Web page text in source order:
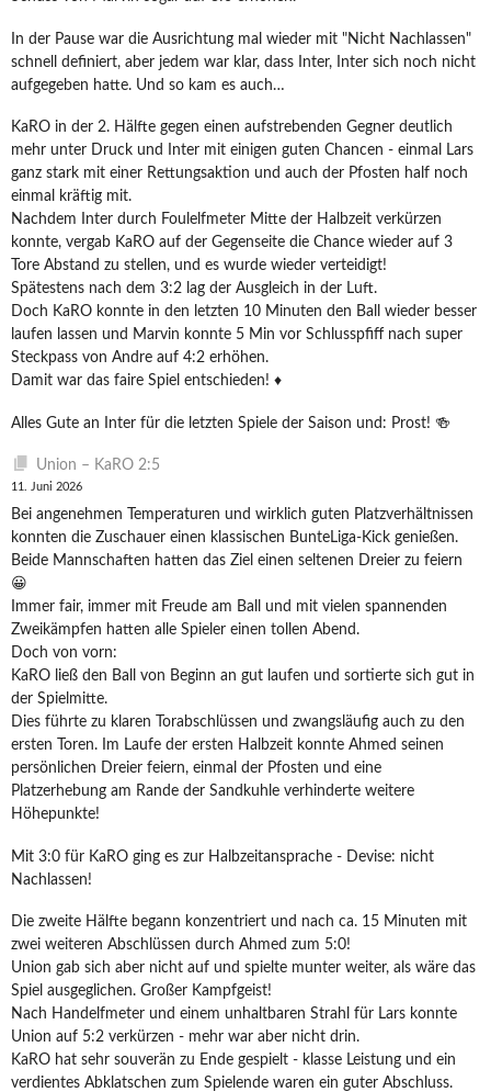
In der Pause war die Ausrichtung mal wieder mit "Nicht Nachlassen"
schnell definiert, aber jedem war klar, dass Inter, Inter sich noch nicht
aufgegeben hatte. Und so kam es auch…
KaRO in der 2. Hälfte gegen einen aufstrebenden Gegner deutlich
mehr unter Druck und Inter mit einigen guten Chancen - einmal Lars
ganz stark mit einer Rettungsaktion und auch der Pfosten half noch
einmal kräftig mit.
Nachdem Inter durch Foulelfmeter Mitte der Halbzeit verkürzen
konnte, vergab KaRO auf der Gegenseite die Chance wieder auf 3
Tore Abstand zu stellen, und es wurde wieder verteidigt!
Spätestens nach dem 3:2 lag der Ausgleich in der Luft.
Doch KaRO konnte in den letzten 10 Minuten den Ball wieder besser
laufen lassen und Marvin konnte 5 Min vor Schlusspfiff nach super
Steckpass von Andre auf 4:2 erhöhen.
Damit war das faire Spiel entschieden! ♦️
Alles Gute an Inter für die letzten Spiele der Saison und: Prost! 🍻
Union – KaRO 2:5
11. Juni 2026
Bei angenehmen Temperaturen und wirklich guten Platzverhältnissen
konnten die Zuschauer einen klassischen BunteLiga-Kick genießen.
Beide Mannschaften hatten das Ziel einen seltenen Dreier zu feiern
😀
Immer fair, immer mit Freude am Ball und mit vielen spannenden
Zweikämpfen hatten alle Spieler einen tollen Abend.
Doch von vorn:
KaRO ließ den Ball von Beginn an gut laufen und sortierte sich gut in
der Spielmitte.
Dies führte zu klaren Torabschlüssen und zwangsläufig auch zu den
ersten Toren. Im Laufe der ersten Halbzeit konnte Ahmed seinen
persönlichen Dreier feiern, einmal der Pfosten und eine
Platzerhebung am Rande der Sandkuhle verhinderte weitere
Höhepunkte!
Mit 3:0 für KaRO ging es zur Halbzeitansprache - Devise: nicht
Nachlassen!
Die zweite Hälfte begann konzentriert und nach ca. 15 Minuten mit
zwei weiteren Abschlüssen durch Ahmed zum 5:0!
Union gab sich aber nicht auf und spielte munter weiter, als wäre das
Spiel ausgeglichen. Großer Kampfgeist!
Nach Handelfmeter und einem unhaltbaren Strahl für Lars konnte
Union auf 5:2 verkürzen - mehr war aber nicht drin.
KaRO hat sehr souverän zu Ende gespielt - klasse Leistung und ein
verdientes Abklatschen zum Spielende waren ein guter Abschluss.